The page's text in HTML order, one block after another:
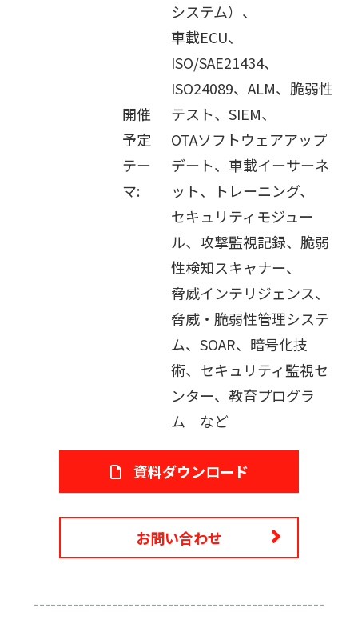
開催
予定
テー
マ:
システム）、
車載ECU、
ISO/SAE21434、
ISO24089、ALM、脆弱性
テスト、SIEM、
OTAソフトウェアアップ
デート、車載イーサーネ
ット、トレーニング、
セキュリティモジュー
ル、攻撃監視記録、脆弱
性検知スキャナー、
脅威インテリジェンス、
脅威・脆弱性管理システ
ム、SOAR、暗号化技
術、セキュリティ監視セ
ンター、教育プログラ
ム など
資料ダウンロード
お問い合わせ
----------------------------------------------------